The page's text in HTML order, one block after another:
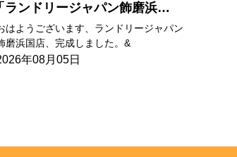
ランドリージャパン飾磨浜国店完成
はようございます、ランドリージャパン
磨浜国店、完成しました。&
年08月05日